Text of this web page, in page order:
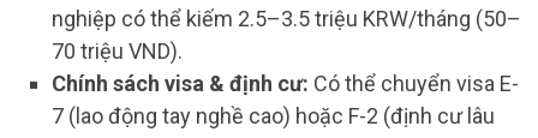
nghiệp có thể kiếm 2.5–3.5 triệu KRW/tháng (50–
70 triệu VND).
Chính sách visa & định cư: Có thể chuyển visa E-
7 (lao động tay nghề cao) hoặc F-2 (định cư lâu